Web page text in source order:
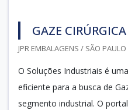
GAZE CIRÚRGICA
JPR EMBALAGENS / SÃO PAULO
O Soluções Industriais é
eficiente para a busca de
segmento industrial. O